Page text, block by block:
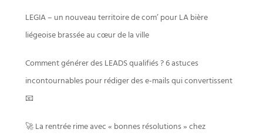
LEGIA – un nouveau territoire de com’ pour LA bière
liégeoise brassée au cœur de la ville
Comment générer des LEADS qualifiés ? 6 astuces
incontournables pour rédiger des e-mails qui convertissent
📧
🚀 La rentrée rime avec « bonnes résolutions » chez